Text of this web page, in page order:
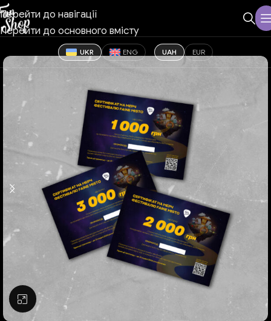
Перейти до навігації
Перейти до основного вмісту
UKR ENG UAH EUR
Натисніть, щоб збільшити